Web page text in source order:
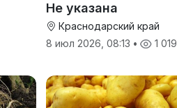
Не указана
Краснодарский край
8 июл 2026, 08:13 • 1 019